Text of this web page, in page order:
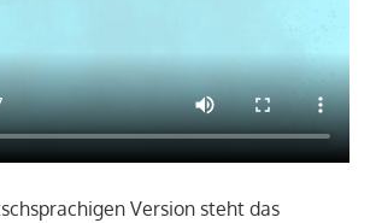
Version steht das